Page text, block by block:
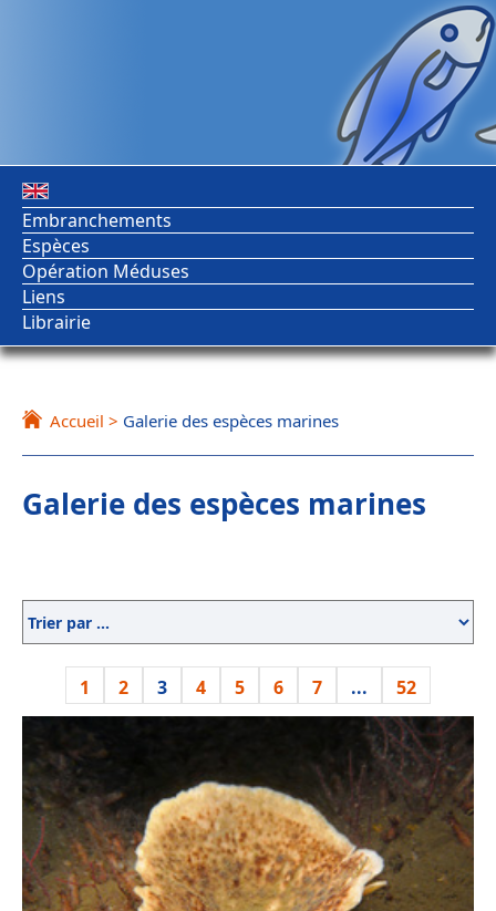
Embranchements
Espèces
Opération Méduses
Liens
Librairie
Accueil > Galerie des espèces marines
Galerie des espèces marines
1 2 3 4 5 6 7 ... 52